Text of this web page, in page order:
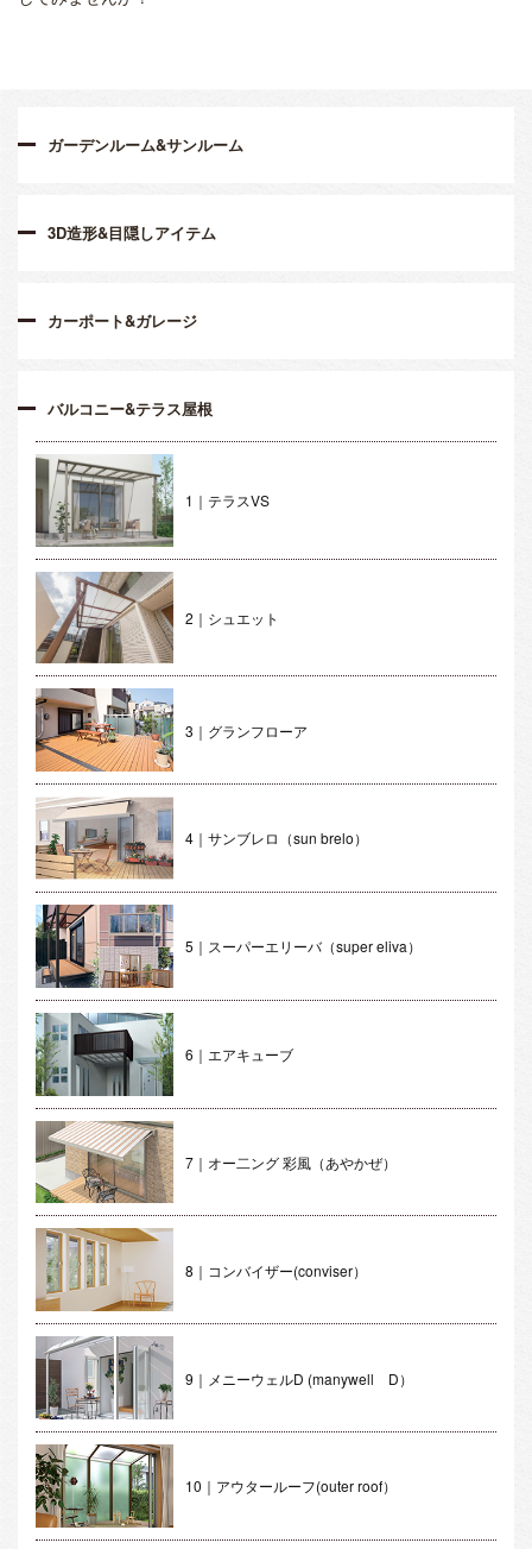
ガーデンルーム&サンルーム
3D造形&目隠しアイテム
カーポート&ガレージ
バルコニー&テラス屋根
1｜テラスVS
2｜シュエット
3｜グランフローア
4｜サンブレロ（sun brelo）
5｜スーパーエリーバ（super eliva）
6｜エアキューブ
7｜オー二ング 彩風（あやかぜ）
8｜コンバイザー(conviser）
9｜メニーウェルD (manywell D）
10｜アウタールーフ(outer roof）